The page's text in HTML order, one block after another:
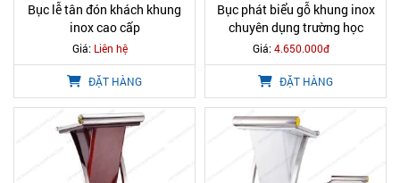
Bục lễ tân đón khách khung
inox cao cấp
Giá: Liên hệ
ĐẶT HÀNG
Bục phát biểu gỗ khung inox
chuyên dụng trường học
Giá:4.650.000đ
ĐẶT HÀNG